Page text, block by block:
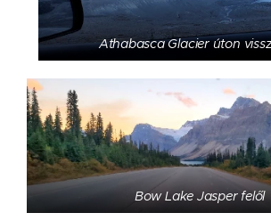
Athabasca Glacier úton
Bow Lake Jasper felől